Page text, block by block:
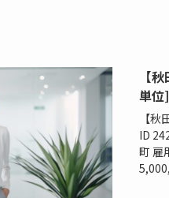
【
単位]
【
ID
町 雇